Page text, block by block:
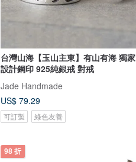
台灣山海【玉山主東】有山有海 獨家
設計鋼印 925純銀戒 對戒
Jade Handmade
US$ 79.29
可訂製 綠色友善
98 折